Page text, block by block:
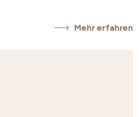
Mehr erfahren